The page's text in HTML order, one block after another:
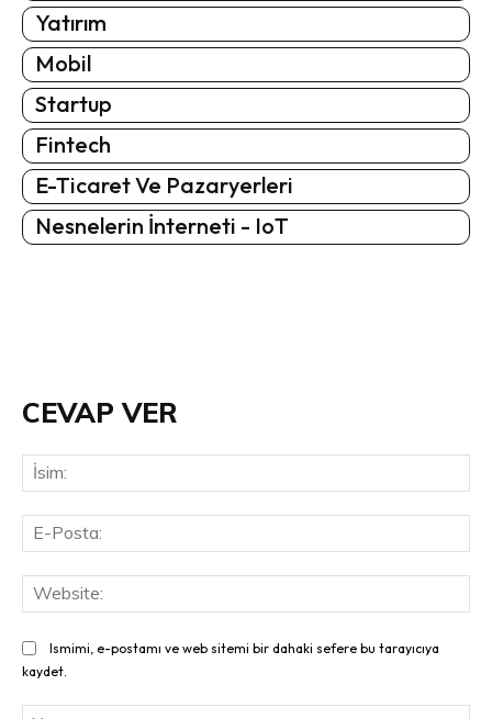
Yatırım
Mobil
Startup
Fintech
E-Ticaret Ve Pazaryerleri
Nesnelerin İnterneti - IoT
CEVAP VER
Ismimi, e-postamı ve web sitemi bir dahaki sefere bu tarayıcıya
kaydet.